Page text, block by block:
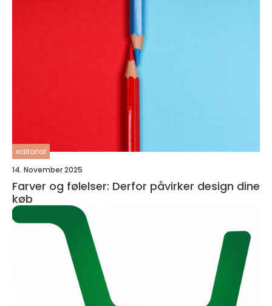
editorial
14. November 2025
Farver og følelser: Derfor påvirker design dine
køb